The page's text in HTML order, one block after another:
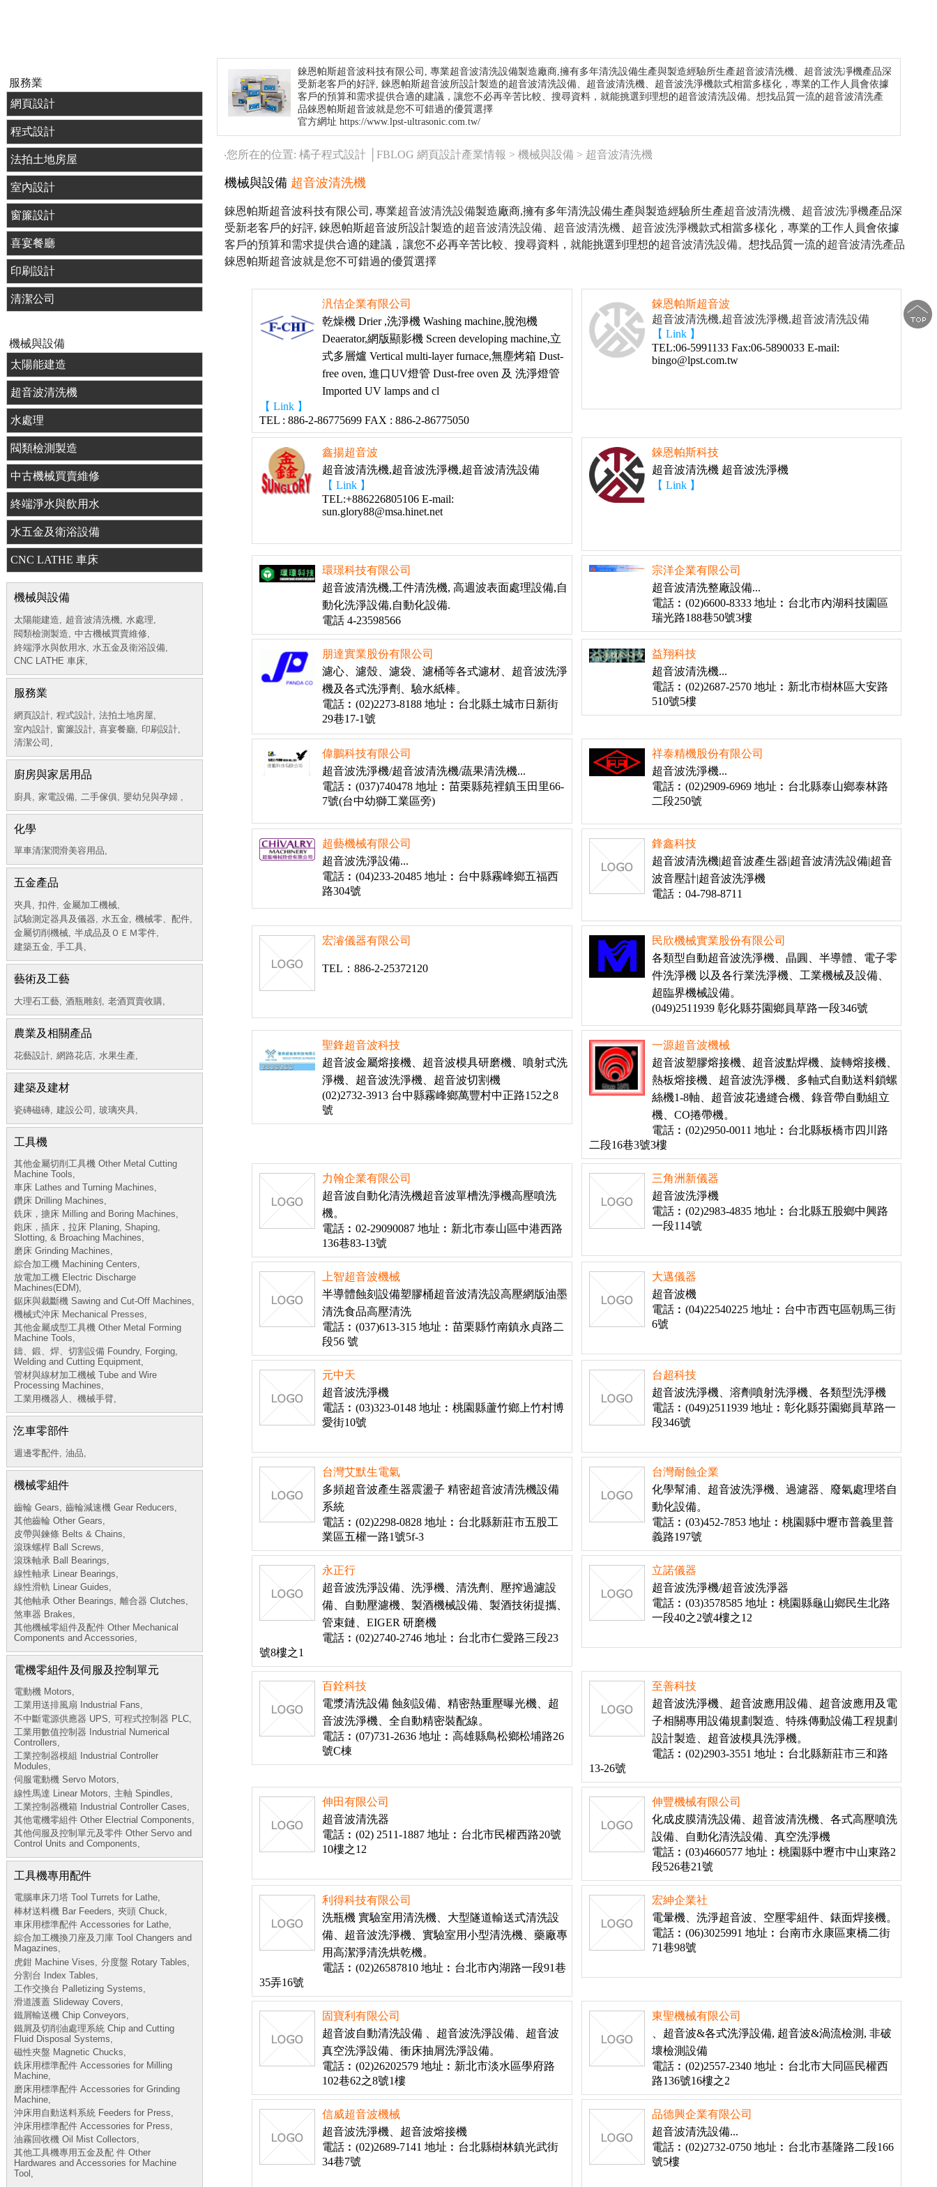
服務業
網頁設計
程式設計
法拍土地房屋
室內設計
窗簾設計
喜宴餐廳
印刷設計
清潔公司
機械與設備
太陽能建造
超音波清洗機
水處理
閥類檢測製造
中古機械買賣維修
終端淨水與飲用水
水五金及衛浴設備
CNC LATHE 車床
機械與設備
太陽能建造, 超音波清洗機, 水處理,
閥類檢測製造, 中古機械買賣維修,
終端淨水與飲用水, 水五金及衛浴設備,
CNC LATHE 車床,
服務業
網頁設計, 程式設計, 法拍土地房屋,
室內設計, 窗簾設計, 喜宴餐廳, 印刷設計,
清潔公司,
廚房與家居用品
廚具, 家電設備, 二手傢俱, 嬰幼兒與孕婦 ,
化學
單車清潔潤滑美容用品,
五金產品
夾具, 扣件, 金屬加工機械,
試驗測定器具及儀器, 水五金, 機械零、配件,
金屬切削機械, 半成品及ＯＥＭ零件,
建築五金, 手工具,
藝術及工藝
大理石工藝, 酒瓶雕刻, 老酒買賣收購,
農業及相關產品
花藝設計, 網路花店, 水果生產,
建築及建材
瓷磚磁磚, 建設公司, 玻璃夾具,
工具機
其他金屬切削工具機 Other Metal Cutting
Machine Tools,
車床 Lathes and Turning Machines,
鑽床 Drilling Machines,
銑床，搪床 Milling and Boring Machines,
鉋床，插床，拉床 Planing, Shaping,
Slotting, & Broaching Machines,
磨床 Grinding Machines,
綜合加工機 Machining Centers,
放電加工機 Electric Discharge
Machines(EDM),
鋸床與裁斷機 Sawing and Cut-Off Machines,
機械式沖床 Mechanical Presses,
其他金屬成型工具機 Other Metal Forming
Machine Tools,
鑄、鍛、焊、切割設備 Foundry, Forging,
Welding and Cutting Equipment,
管材與線材加工機械 Tube and Wire
Processing Machines,
工業用機器人、機械手臂,
汔車零部件
週邊零配件, 油品,
機械零組件
齒輪 Gears, 齒輪減速機 Gear Reducers,
其他齒輪 Other Gears,
皮帶與鍊條 Belts & Chains,
滾珠螺桿 Ball Screws,
滾珠軸承 Ball Bearings,
線性軸承 Linear Bearings,
線性滑軌 Linear Guides,
其他軸承 Other Bearings, 離合器 Clutches,
煞車器 Brakes,
其他機械零組件及配件 Other Mechanical
Components and Accessories,
電機零組件及伺服及控制單元
電動機 Motors,
工業用送排風扇 Industrial Fans,
不中斷電源供應器 UPS, 可程式控制器 PLC,
工業用數值控制器 Industrial Numerical
Controllers,
工業控制器模組 Industrial Controller
Modules,
伺服電動機 Servo Motors,
線性馬達 Linear Motors, 主軸 Spindles,
工業控制器機箱 Industrial Controller Cases,
其他電機零組件 Other Electrial Components,
其他伺服及控制單元及零件 Other Servo and
Control Units and Components,
工具機專用配件
電腦車床刀塔 Tool Turrets for Lathe,
棒材送料機 Bar Feeders, 夾頭 Chuck,
車床用標準配件 Accessories for Lathe,
綜合加工機換刀座及刀庫 Tool Changers and
Magazines,
虎鉗 Machine Vises, 分度盤 Rotary Tables,
分割台 Index Tables,
工作交換台 Palletizing Systems,
滑道護蓋 Slideway Covers,
鐵屑輸送機 Chip Conveyors,
鐵屑及切削油處理系統 Chip and Cutting
Fluid Disposal Systems,
磁性夾盤 Magnetic Chucks,
銑床用標準配件 Accessories for Milling
Machine,
磨床用標準配件 Accessories for Grinding
Machine,
沖床用自動送料系統 Feeders for Press,
沖床用標準配件 Accessories for Press,
油霧回收機 Oil Mist Collectors,
其他工具機專用五金及配 件 Other
Hardwares and Accessories for Machine
Tool,
錸恩帕斯超音波科技有限公司, 專業超音波清洗設備製造廠商,擁有多年清洗設備生產與製造經驗所生產超音波清洗機、 超音波洗凈機產品深
受新老客戶的好評, 錸恩帕斯超音波所設計製造的超音波清洗設備、 超音波清洗機、 超音波洗淨機款式相當多樣化，專業的工作人員會依據
客戶的預算和需求提供合適的建議，讓您不必再辛苦比較、搜尋資料，就能挑選到理想的超音波清洗設備。想找品質一流的超音波清洗產
品錸恩帕斯超音波就是您不可錯過的優質選擇
官方網址https://www.lpst-ultrasonic.com.tw/
‧您所在的位置: 橘子程式設計 │FBLOG 網頁設計產業情報 >機械與設備 > 超音波清洗機
機械與設備超音波清洗機
錸恩帕斯超音波科技有限公司, 專業超音波清洗設備製造廠商,擁有多年清洗設備生產與製造經驗所生產超音波清洗機、 超音波洗凈機產品深
受新老客戶的好評, 錸恩帕斯超音波所設計製造的超音波清洗設備、 超音波清洗機、 超音波洗淨機款式相當多樣化，專業的工作人員會依據
客戶的預算和需求提供合適的建議，讓您不必再辛苦比較、搜尋資料，就能挑選到理想的超音波清洗設備。想找品質一流的超音波清洗產品
錸恩帕斯超音波就是您不可錯過的優質選擇
汎佶企業有限公司
乾燥機 Drier ,洗淨機 Washing machine,脫泡機
Deaerator,網版顯影機 Screen developing machine,立
式多層爐 Vertical multi-layer furnace,無塵烤箱 Dust-
free oven, 進口UV燈管 Dust-free oven 及 洗淨燈管
Imported UV lamps and cl
【 Link 】
TEL : 886-2-86775699 FAX : 886-2-86775050
錸恩帕斯超音波
超音波清洗機,超音波洗淨機,超音波清洗設備
【 Link 】
TEL:06-5991133 Fax:06-5890033 E-mail:
bingo@lpst.com.tw
鑫揚超音波
超音波清洗機,超音波洗淨機,超音波清洗設備
【 Link 】
TEL:+886226805106 E-mail:
sun.glory88@msa.hinet.net
錸恩帕斯科技
超音波清洗機 超音波洗淨機
【 Link 】
環璟科技有限公司
超音波清洗機,工件清洗機, 高週波表面處理設備,自
動化洗淨設備,自動化設備.
電話 4-23598566
宗洋企業有限公司
超音波清洗整廠設備...
電話︰(02)6600-8333 地址︰台北市內湖科技園區
瑞光路188巷50號3樓
朋達實業股份有限公司
濾心、濾殼、濾袋、濾桶等各式濾材、超音波洗淨
機及各式洗淨劑、驗水紙棒。
電話︰(02)2273-8188 地址︰台北縣土城市日新街
29巷17-1號
益翔科技
超音波清洗機...
電話︰(02)2687-2570 地址︰新北市樹林區大安路
510號5樓
偉鵬科技有限公司
超音波洗淨機/超音波清洗機/蔬果清洗機...
電話︰(037)740478 地址︰苗栗縣苑裡鎮玉田里66-
7號(台中幼獅工業區旁)
祥泰精機股份有限公司
超音波洗淨機...
電話︰(02)2909-6969 地址︰台北縣泰山鄉泰林路
二段250號
超藝機械有限公司
超音波洗淨設備...
電話︰(04)233-20485 地址︰台中縣霧峰鄉五福西
路304號
鋒鑫科技
超音波清洗機|超音波產生器|超音波清洗設備|超音
波音壓計|超音波洗淨機
電話：04-798-8711
宏濬儀器有限公司
TEL：886-2-25372120
民欣機械實業股份有限公司
各類型自動超音波洗淨機、晶圓、半導體、電子零
件洗淨機 以及各行業洗淨機、工業機械及設備、
超臨界機械設備。
(049)2511939 彰化縣芬園鄉員草路一段346號
聖鋒超音波科技
超音波金屬熔接機、超音波模具研磨機、噴射式洗
淨機、超音波洗淨機、超音波切割機
(02)2732-3913 台中縣霧峰鄉萬豐村中正路152之8
號
一源超音波機械
超音波塑膠熔接機、超音波點焊機、旋轉熔接機、
熱板熔接機、超音波洗淨機、多軸式自動送料鎖螺
絲機1-8軸、超音波花邊縫合機、錄音帶自動組立
機、CO捲帶機。
電話︰(02)2950-0011 地址︰台北縣板橋市四川路
二段16巷3號3樓
力翰企業有限公司
超音波自動化清洗機超音波單槽洗淨機高壓噴洗
機。
電話︰02-29090087 地址︰新北市泰山區中港西路
136巷83-13號
三角洲新儀器
超音波洗淨機
電話︰(02)2983-4835 地址︰台北縣五股鄉中興路
一段114號
上智超音波機械
半導體蝕刻設備塑膠桶超音波清洗設高壓網版油墨
清洗食品高壓清洗
電話︰(037)613-315 地址︰苗栗縣竹南鎮永貞路二
段56 號
大邁儀器
超音波機
電話︰(04)22540225 地址︰台中市西屯區朝馬三街
6號
元中天
超音波洗淨機
電話︰(03)323-0148 地址︰桃園縣蘆竹鄉上竹村博
愛街10號
台超科技
超音波洗淨機、溶劑噴射洗淨機、各類型洗淨機
電話︰(049)2511939 地址︰彰化縣芬園鄉員草路一
段346號
台灣艾默生電氣
多頻超音波產生器震盪子 精密超音波清洗機設備
系統
電話︰(02)2298-0828 地址︰台北縣新莊市五股工
業區五權一路1號5f-3
台灣耐蝕企業
化學幫浦、超音波洗淨機、過濾器、廢氣處理塔自
動化設備。
電話︰(03)452-7853 地址︰桃園縣中壢市普義里普
義路197號
永正行
超音波洗淨設備、洗淨機、清洗劑、壓搾過濾設
備、自動壓濾機、製酒機械設備、製酒技術提攜、
管束鏈、EIGER 研磨機
電話︰(02)2740-2746 地址︰台北市仁愛路三段23
號8樓之1
立諾儀器
超音波洗淨機/超音波洗淨器
電話︰(03)3578585 地址︰桃園縣龜山鄉民生北路
一段40之2號4樓之12
百銓科技
電漿清洗設備 蝕刻設備、精密熱重壓曝光機、超
音波洗淨機、全自動精密裝配線。
電話︰(07)731-2636 地址︰高雄縣鳥松鄉松埔路26
號C棟
至善科技
超音波洗淨機、超音波應用設備、超音波應用及電
子相關專用設備規劃製造、特殊傳動設備工程規劃
設計製造、超音波模具洗淨機。
電話︰(02)2903-3551 地址︰台北縣新莊市三和路
13-26號
伸田有限公司
超音波清洗器
電話︰(02) 2511-1887 地址︰台北市民權西路20號
10樓之12
伸豐機械有限公司
化成皮膜清洗設備、超音波清洗機、各式高壓噴洗
設備、自動化清洗設備、真空洗淨機
電話︰(03)4660577 地址︰桃園縣中壢市中山東路2
段526巷21號
利得科技有限公司
洗瓶機 實驗室用清洗機、大型隧道輸送式清洗設
備、超音波洗淨機、實驗室用小型清洗機、藥廠專
用高潔淨清洗烘乾機。
電話︰(02)26587810 地址︰台北市內湖路一段91巷
35弄16號
宏紳企業社
電暈機、洗淨超音波、空壓零組件、錶面焊接機。
電話︰(06)3025991 地址︰台南市永康區東橋二街
71巷98號
固寶利有限公司
超音波自動清洗設備 、超音波洗淨設備、超音波
真空洗淨設備、衝床抽屑洗淨設備。
電話︰(02)26202579 地址︰新北市淡水區學府路
102巷62之8號1樓
東聖機械有限公司
、超音波&各式洗淨設備, 超音波&渦流檢測, 非破
壞檢測設備
電話︰(02)2557-2340 地址︰台北市大同區民權西
路136號16樓之2
信威超音波機械
超音波洗淨機、超音波熔接機
電話︰(02)2689-7141 地址︰台北縣樹林鎮光武街
34巷7號
品德興企業有限公司
超音波清洗設備...
電話︰(02)2732-0750 地址︰台北市基隆路二段166
號5樓